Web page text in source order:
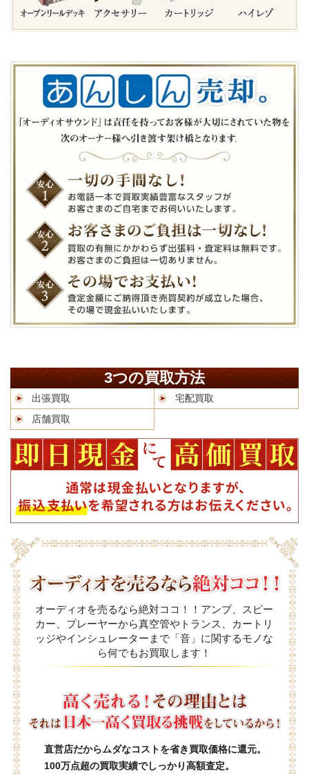
3つの買取方法
出張買取
宅配買取
店舗買取
オーディオを売るなら絶対ココ！！アンプ、スピー
カー、プレーヤーから真空管やトランス、カートリ
ッジやインシュレーターまで「音」に関するモノな
ら何でもお買取します！
直営店だからムダなコストを省き買取価格に還元。
100万点超の買取実績でしっかり高額査定。